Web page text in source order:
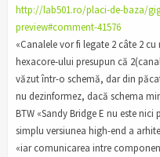
http://lab501.ro/placi-de-baza/
preview#comment-41576
«Canalele vor fi legate 2 câte 2
hexacore-ului presupun că
văzut într-o schemă, dar din
nu dezinformez, dacă schema
BTW «Sandy Bridge E nu este
simplu versiunea high-end a
«iar comunicarea intre